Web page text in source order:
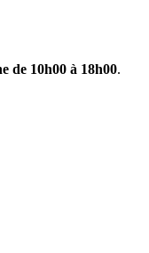
de 10h00 à 18h00.